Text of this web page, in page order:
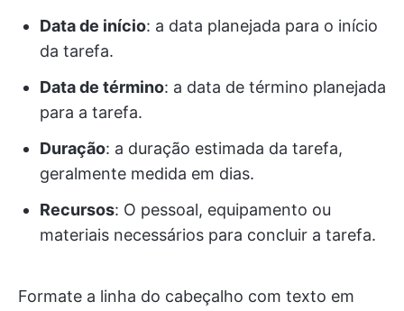
Data de início: a data planejada para o início
da tarefa.
Data de término: a data de término planejada
para a tarefa.
Duração: a duração estimada da tarefa,
geralmente medida em dias.
Recursos: O pessoal, equipamento ou
materiais necessários para concluir a tarefa.
Formate a linha do cabeçalho com texto em